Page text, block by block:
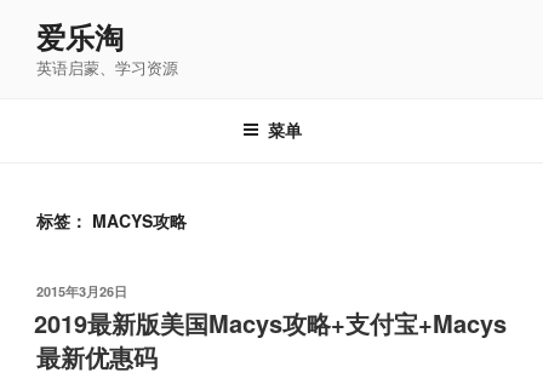
爱乐淘
英语启蒙、学习资源
菜单
标签： MACYS攻略
发
布
于
2015年3月26日
2019最新版美国Macys攻略+支付宝+Macys
最新优惠码